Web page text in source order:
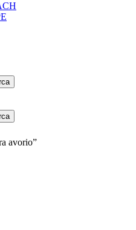
avorio”